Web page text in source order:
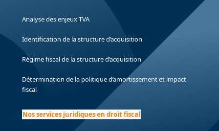
Analyse des enjeux TVA
Identification de la structure d’acquisition
Régime fiscal de la structure d’acquisition
Détermination de la politique d’amortissement et impact
fiscal
Nos services juridiques en droit fiscal